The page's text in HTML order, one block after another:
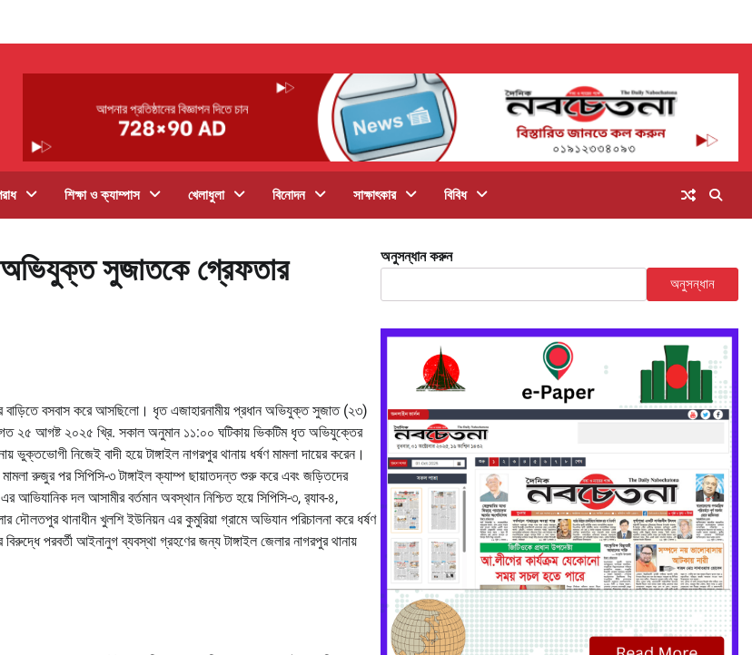
শিক্ষা ও ক্যাম্পাস খেলাধুলা বিনোদন সাক্ষাৎকার বিবিধ
অভিযুক্ত সুজাতকে গ্রেফতার
বাড়িতে বসবাস করে আসছিলো। ধৃত এজাহারনামীয় প্রধান অভিযুক্ত সুজাত (২৩)
গত ২৫ আগষ্ট ২০২৫ খ্রি. সকাল অনুমান ১১:০০ ঘটিকায় ভিকটিম ধৃত অভিযুক্তের
নিজেই বাদী হয়ে টাঙ্গাইল নাগরপুর থানায় ধর্ষণ মামলা দায়ের করেন।
রুজুর পর সিপিসি-৩ টাঙ্গাইল ক্যাম্প ছায়াতদন্ত শুরু করে এবং জড়িতদের
আভিযানিক দল আসামীর বর্তমান অবস্থান নিশ্চিত হয়ে সিপিসি-৩, র‌্যাব-৪,
থানাধীন খুলশি ইউনিয়ন এর কুমুরিয়া গ্রামে অভিযান পরিচালনা করে ধর্ষণ
পরবর্তী আইনানুগ ব্যবস্থা গ্রহণের জন্য টাঙ্গাইল জেলার নাগরপুর থানায়
অনুসন্ধান করুন
অনুসন্ধান